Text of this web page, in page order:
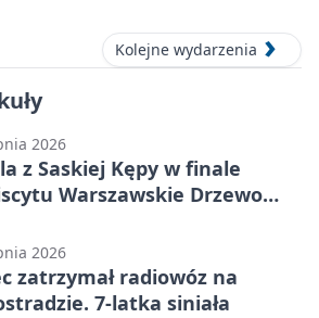
Kolejne wydarzenia
2026
z Saskiej Kępy w finale
Warszawskie Drzewo
2026
zatrzymał radiowóz na
7-latka siniała